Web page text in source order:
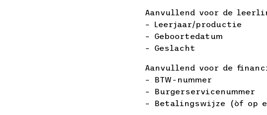
Aanvullend voor de
– Leerjaar/productie
– Geboortedatum
– Geslacht
Aanvullend voor de
– BTW-nummer
– Burgerservicenummer
– Betalingswijze (òf op